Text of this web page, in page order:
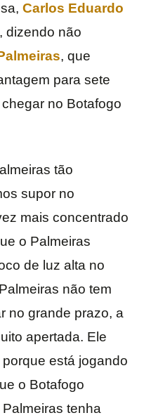
Carlos Eduardo
dizendo não
, que
para sete
no Botafogo
tão
supor no
mais concentrado
o Palmeiras
de luz alta no
não tem
no grande prazo, a
apertada. Ele
está jogando
o Botafogo
tenha